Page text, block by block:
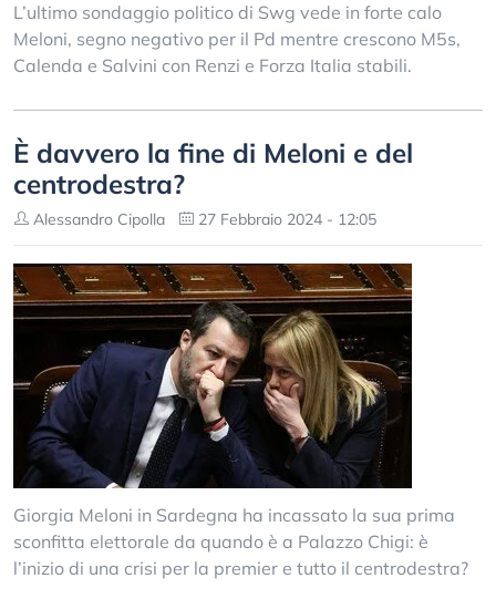
L’ultimo sondaggio politico di Swg vede in forte calo
Meloni, segno negativo per il Pd mentre crescono M5s,
Calenda e Salvini con Renzi e Forza Italia stabili.
È davvero la fine di Meloni e del
centrodestra?
Alessandro Cipolla 27 Febbraio 2024 - 12:05
Giorgia Meloni in Sardegna ha incassato la sua prima
sconfitta elettorale da quando è a Palazzo Chigi: è
l’inizio di una crisi per la premier e tutto il centrodestra?